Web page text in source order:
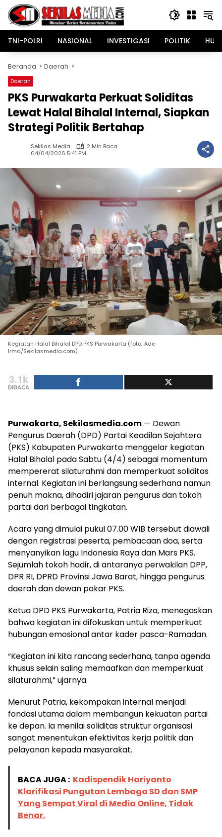
Langsung
konten
TNI-POLRI
NASIONAL INVESTIGASI POLITIK
Beranda Daerah
Daerah
PKS Purwakarta Perkuat Soliditas
Lewat Halal Bihalal Internal, Siapkan
Strategi Politik Bertahap
Sekilas Media
2 Min Baca
04/04/2026 5:41 PM
Kegiatan Halal Bihalal DPD PKS Purwakarta (foto; Ade
Irma/Sekilasmedia.com)
3.1k
DIBACA
Purwakarta, Sekilasmedia.com — Dewan
Pengurus Daerah (DPD) Partai Keadilan Sejahtera
(PKS) Kabupaten Purwakarta menggelar kegiatan
Halal Bihalal pada Sabtu (4/4) sebagai momentum
mempererat silaturahmi dan memperkuat soliditas
internal. Kegiatan ini berlangsung sederhana namun
penuh makna, dihadiri jajaran pengurus dan tokoh
partai dari berbagai tingkatan.
Acara yang dimulai pukul 07.00 WIB tersebut diawali
dengan registrasi peserta, pembacaan doa, serta
menyanyikan lagu Indonesia Raya dan Mars PKS.
Sejumlah tokoh hadir, di antaranya perwakilan DPP,
DPR RI, DPRD Provinsi Jawa Barat, hingga pengurus
daerah dan dewan pakar PKS.
Ketua DPD PKS Purwakarta, Patria Riza, menegaskan
bahwa kegiatan ini difokuskan untuk memperkuat
hubungan emosional antar kader pasca-Ramadan.
“Kegiatan ini kita rancang sederhana, tanpa agenda
khusus selain saling memaafkan dan memperkuat
silaturahmi,” ujarnya.
Menurut Patria, kekompakan internal menjadi
fondasi utama dalam membangun kekuatan partai
ke depan. Ia menilai soliditas struktur organisasi
sangat menentukan efektivitas kerja politik dan
pelayanan kepada masyarakat.
BACA JUGA : Kadispendik Hariyanto
Klarifikasi Pungutan Lembaga SD dan SMP
Yang Sempat Viral di Media Online, Tidak
Benar.